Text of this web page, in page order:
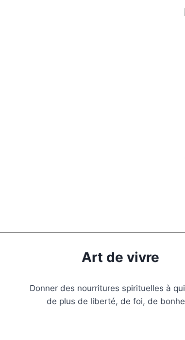
Art de vivre
Donner des nourritures spirituelles à
de plus de liberté, de foi, de